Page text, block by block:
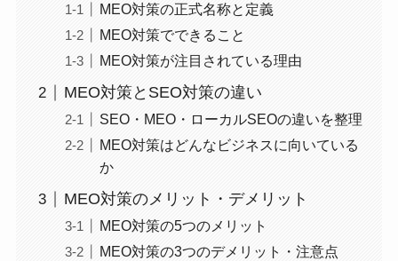
MEO対策の正式名称と定義
MEO対策でできること
MEO対策が注目されている理由
MEO対策とSEO対策の違い
SEO・MEO・ローカルSEOの違いを整理
MEO対策はどんなビジネスに向いている
か
MEO対策のメリット・デメリット
MEO対策の5つのメリット
MEO対策の3つのデメリット・注意点